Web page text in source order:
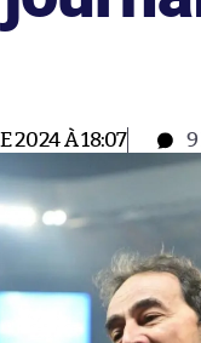
2024 À 18:07 9